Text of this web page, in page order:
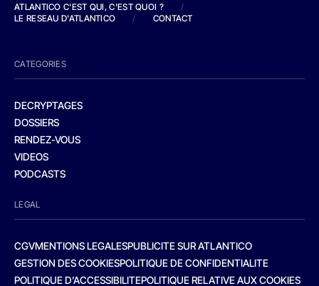
ATLANTICO C'EST QUI, C'EST QUOI ?
/
LE RESEAU D'ATLANTICO
/ CONTACT
CATEGORIES
DECRYPTAGES
DOSSIERS
RENDEZ-VOUS
VIDEOS
PODCASTS
LEGAL
CGVMENTIONS LEGALESPUBLICITE SUR ATLANTICO
GESTION DES COOKIESPOLITIQUE DE CONFIDENTIALITE
POLITIQUE D’ACCESSIBILITEPOLITIQUE RELATIVE AUX COOKIES